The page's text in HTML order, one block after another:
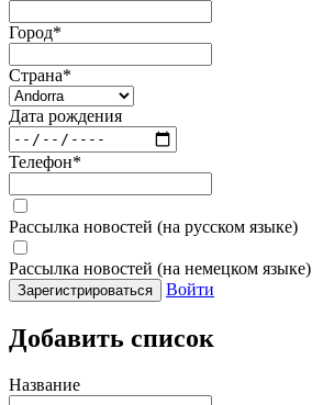
Город*
Страна*
Дата рождения
Телефон*
Рассылка новостей (на русском языке)
Рассылка новостей (на немецком языке)
Зарегистрироваться Войти
Добавить список
Название